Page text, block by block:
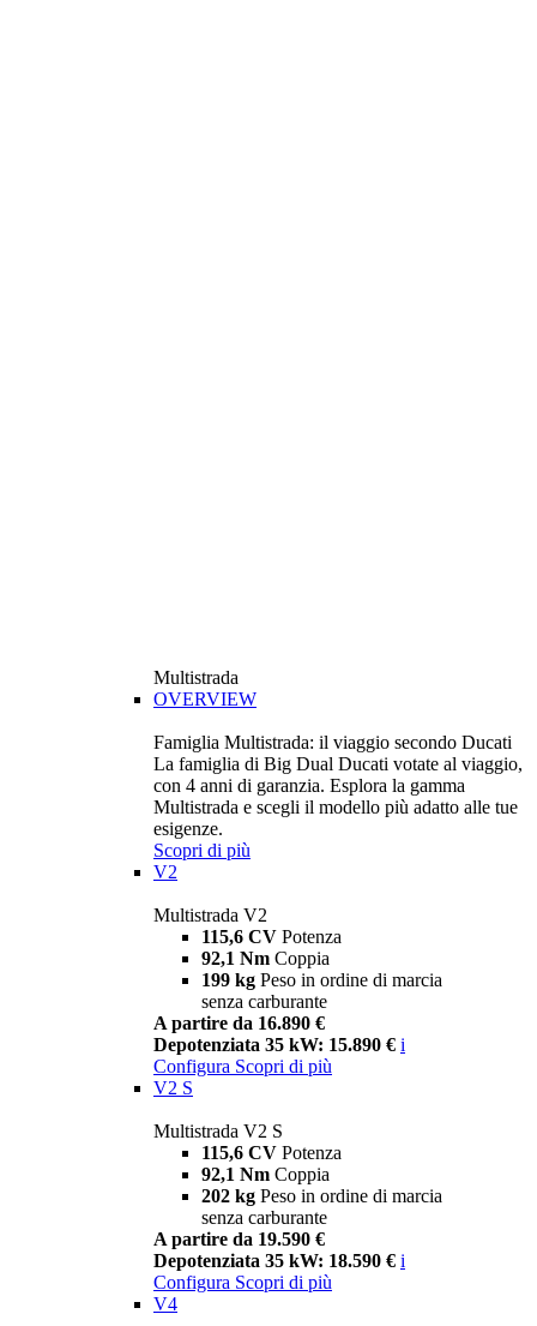
Multistrada
OVERVIEW
Famiglia Multistrada: il viaggio secondo Ducati
La famiglia di Big Dual Ducati votate al viaggio,
con 4 anni di garanzia. Esplora la gamma
Multistrada e scegli il modello più adatto alle tue
esigenze.
Scopri di più
V2
Multistrada V2
115,6 CV Potenza
92,1 Nm Coppia
199 kg Peso in ordine di marcia
senza carburante
A partire da 16.890 €
Depotenziata 35 kW: 15.890 € i
Configura Scopri di più
V2 S
Multistrada V2 S
115,6 CV Potenza
92,1 Nm Coppia
202 kg Peso in ordine di marcia
senza carburante
A partire da 19.590 €
Depotenziata 35 kW: 18.590 € i
Configura Scopri di più
V4